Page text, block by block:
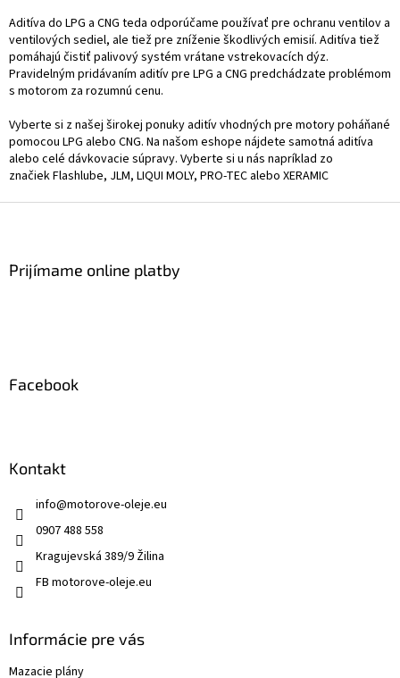
i
s
u
Aditíva do LPG a CNG teda odporúčame používať pre ochranu ventilov a
ventilových sediel, ale tiež pre zníženie škodlivých emisií. Aditíva tiež
pomáhajú čistiť palivový systém vrátane vstrekovacích dýz.
Pravidelným pridávaním aditív pre LPG a CNG predchádzate problémom
s motorom za rozumnú cenu.
Vyberte si z našej širokej ponuky aditív vhodných pre motory poháňané
pomocou LPG alebo CNG. Na našom eshope nájdete samotná aditíva
alebo celé dávkovacie súpravy. Vyberte si u nás napríklad zo
značiek Flashlube, JLM, LIQUI MOLY, PRO-TEC alebo XERAMIC
Prijímame online platby
Facebook
Kontakt
info@motorove-oleje.eu
0907 488 558
Kragujevská 389/9 Žilina
FB motorove-oleje.eu
Informácie pre vás
Mazacie plány